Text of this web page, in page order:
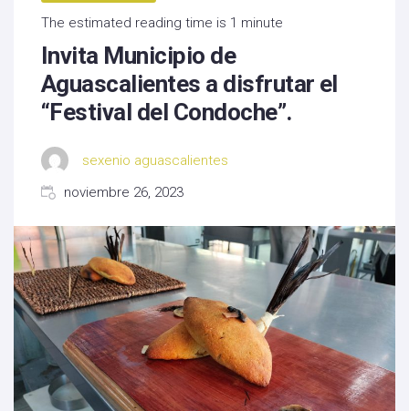
The estimated reading time is 1 minute
Invita Municipio de
Aguascalientes a disfrutar el
“Festival del Condoche”.
sexenio aguascalientes
noviembre 26, 2023